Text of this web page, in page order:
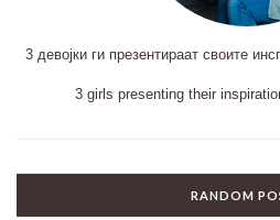
3 девојки ги презентираат своите
3 girls presenting their
RANDOM